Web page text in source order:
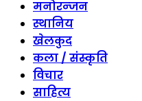
मनोरन्जन
स्थानिय
खेलकुद
कला / संस्कृति
विचार
साहित्य